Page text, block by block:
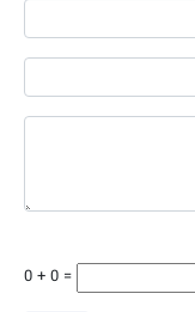
0 + 0 =